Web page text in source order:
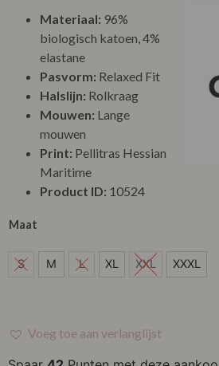
Materiaal: 96%
biologisch katoen, 4%
elastane
Pasvorm: Relaxed Fit
Halslijn: Rolkraag
Mouwen: Lange
mouwen
Print: Pellitras Hessian
Maritime
Product ID: 10524
Maat
S
S M L XL XXL XXXL
Voeg toe aan verlanglijst